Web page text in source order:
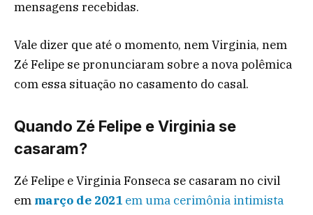
mensagens recebidas.
Vale dizer que até o momento, nem Virginia, nem
Zé Felipe se pronunciaram sobre a nova polêmica
com essa situação no casamento do casal.
Quando Zé Felipe e Virginia se
casaram?
Zé Felipe e Virginia Fonseca se casaram no civil
em março de 2021 em uma cerimônia intimista